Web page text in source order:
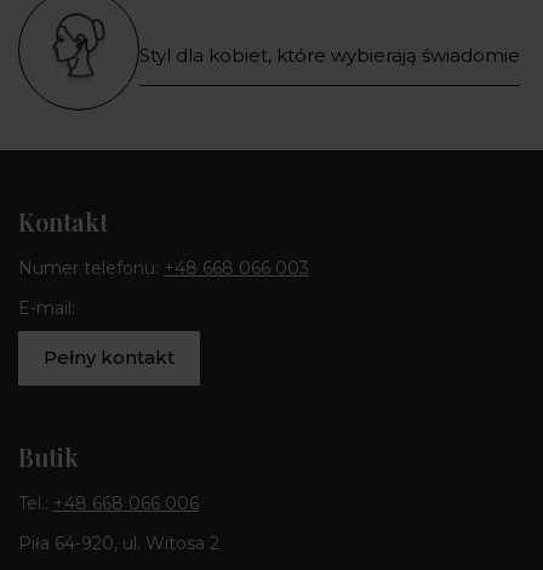
Styl dla kobiet, które wybierają świadomie
Kontakt
Numer telefonu: +48 668 066 003
E-mail:
Pełny kontakt
Butik
Tel.: +48 668 066 006
Piła 64-920, ul. Witosa 2